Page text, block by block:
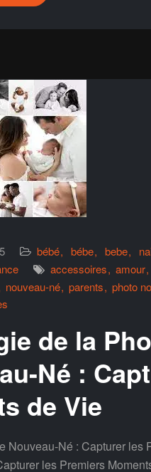
bébé bébe bebe
accessoires amour
nouveau-né parents photo
de la
Né :
de Vie
Nouveau-Né : Capturer les
les Premiers